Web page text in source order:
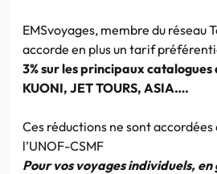
EMSvoyages, membre du réseau
accorde en plus un tarif
3%sur les principaux catalogues
KUONI, JET TOURS, ASIA….
Ces réductions ne sont accordées
l’UNOF-CSMF
Pour vos voyages individuels, en